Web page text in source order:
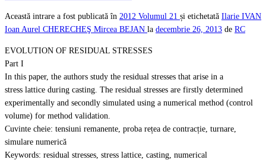
Această intrare a fost publicată în 2012 Volumul 21 și etichetată Ilarie IVAN
Ioan Aurel CHERECHEŞ Mircea BEJAN la decembrie 26, 2013 de RC
EVOLUTION OF RESIDUAL STRESSES
Part I
In this paper, the authors study the residual stresses that arise in a
stress lattice during casting. The residual stresses are firstly determined
experimentally and secondly simulated using a numerical method (control
volume) for method validation.
Cuvinte cheie: tensiuni remanente, proba rețea de contracție, turnare,
simulare numerică
Keywords: residual stresses, stress lattice, casting, numerical